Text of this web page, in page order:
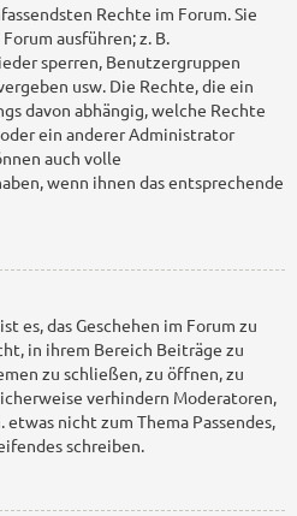
Rechte im Forum. Sie
ausführen; z. B.
sperren, Benutzergruppen
usw. Die Rechte, die ein
davon abhängig, welche Rechte
ein anderer Administrator
auch volle
wenn ihnen das entsprechende
es, das Geschehen im Forum zu
in ihrem Bereich Beiträge zu
zu schließen, zu öffnen, zu
verhindern Moderatoren,
nicht zum Thema Passendes,
schreiben.